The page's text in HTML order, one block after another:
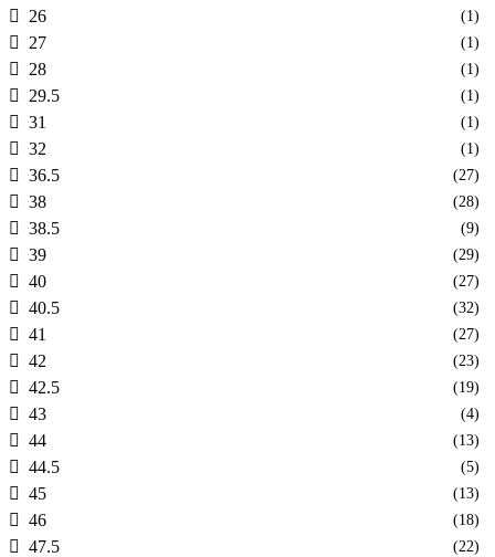
26 (1)
27 (1)
28 (1)
29.5 (1)
31 (1)
32 (1)
36.5 (27)
38 (28)
38.5 (9)
39 (29)
40 (27)
40.5 (32)
41 (27)
42 (23)
42.5 (19)
43 (4)
44 (13)
44.5 (5)
45 (13)
46 (18)
47.5 (22)